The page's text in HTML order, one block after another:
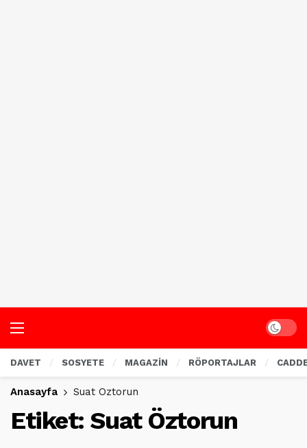
Dark
DAVET SOSYETE MAGAZİN RÖPORTAJLAR
Anasayfa Suat Öztorun
Etiket: Suat Öztorun